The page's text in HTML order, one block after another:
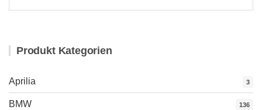
Produkt Kategorien
Aprilia 3
BMW 136